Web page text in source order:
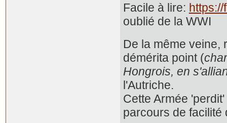
Facile à lire:
oublié de la WWI
De la même veine,
démérita point (
Hongrois, en
l'Autriche.
Cette Armée
parcours de facilité